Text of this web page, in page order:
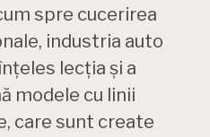
spre cucerirea
industria auto
lecția și a
modele cu linii
care sunt create